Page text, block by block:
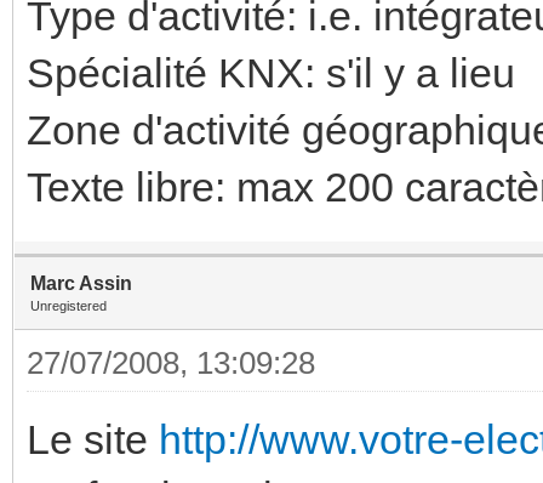
Type d'activité: i.e.
Spécialité KNX: s'il y a lieu
Zone d'activité
Texte libre: max 200
Marc Assin
Unregistered
27/07/2008, 13:09:28
Le site http://www.votre-